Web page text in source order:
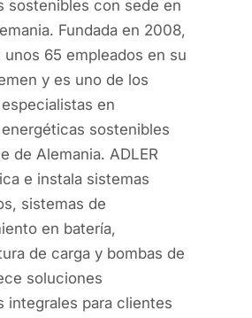
sostenibles con sede en
Fundada en 2008,
65 empleados en su
y es uno de los
en
sostenibles
de Alemania. ADLER
e instala sistemas
sistemas de
en batería,
de carga y bombas de
soluciones
integrales para clientes